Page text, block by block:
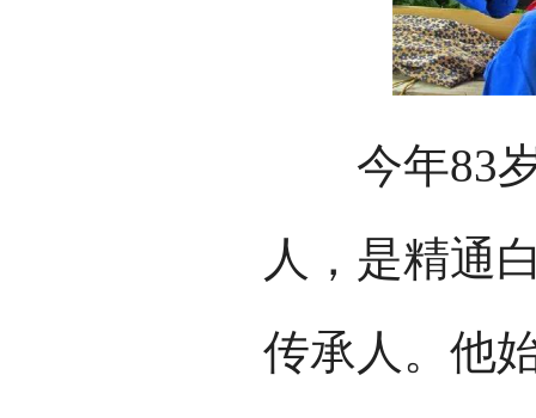
今年83岁
人，是精通
传承人。他